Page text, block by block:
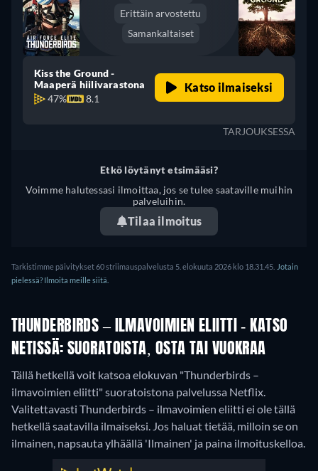
Erittäin arvostettu
Samankaltaiset
Kiss the Ground -
Maaperä hiilivarastona
47%
8.1
Katso ilmaiseksi
TARJOUKSESSA
Etkö löytänyt etsimääsi?
Voimme halutessasi ilmoittaa, jos se tulee saataville muihin
palveluihin.
Tilaa ilmoitus
Tarkistimme päivitykset 60 striimauspalvelusta 5. elokuuta 2026 klo 18.31.45. Jotain
pielessä? Ilmoita meille siitä.
THUNDERBIRDS – ILMAVOIMIEN ELIITTI - KATSO
NETISSÄ: SUORATOISTA, OSTA TAI VUOKRAA
Tällä hetkellä voit katsoa elokuvan "Thunderbirds –
ilmavoimien eliitti" suoratoistona palvelussa Netflix.
Valitettavasti Thunderbirds – ilmavoimien eliitti ei ole tällä
hetkellä saatavilla ilmaiseksi. Jos haluat tietää, milloin se on
ilmainen, napsauta ylhäällä 'Ilmainen' ja paina ilmoituskelloa.